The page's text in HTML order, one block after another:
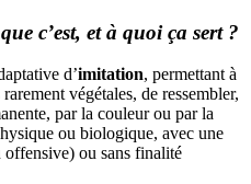
c’est, et à quoi ça sert ?
d’imitation, permettant à
végétales, de ressembler,
par la couleur ou par la
ou biologique, avec une
ou sans finalité